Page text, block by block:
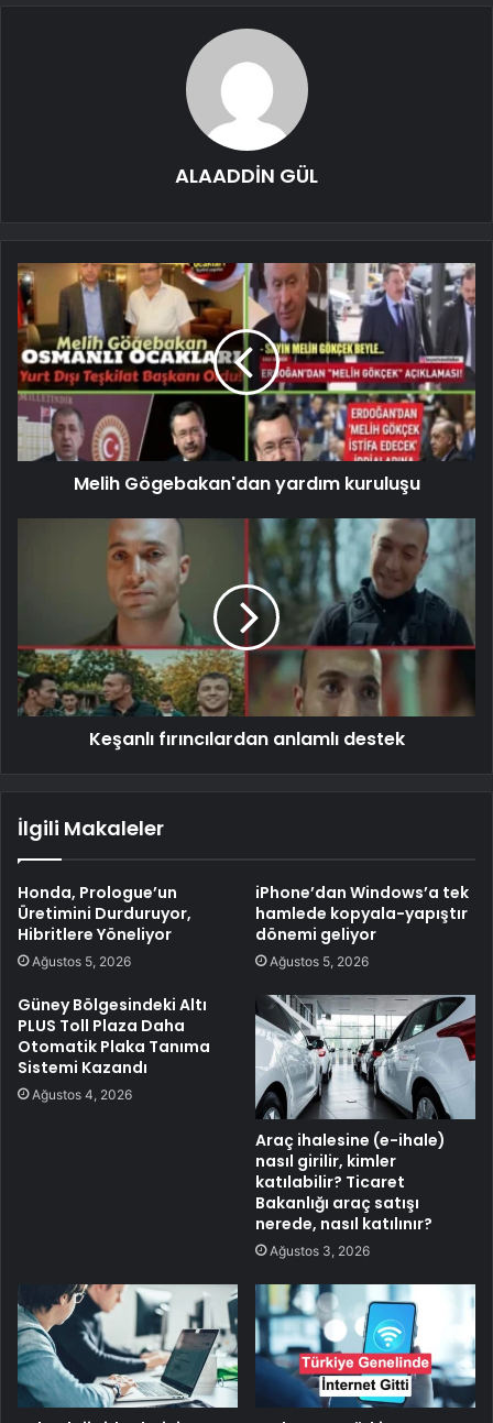
ALAADDİN GÜL
Melih Gögebakan'dan yardım kuruluşu
Keşanlı fırıncılardan anlamlı destek
İlgili Makaleler
Honda, Prologue’un
Üretimini Durduruyor,
Hibritlere Yöneliyor
Ağustos 5, 2026
iPhone’dan Windows’a tek
hamlede kopyala-yapıştır
dönemi geliyor
Ağustos 5, 2026
Güney Bölgesindeki Altı
PLUS Toll Plaza Daha
Otomatik Plaka Tanıma
Sistemi Kazandı
Ağustos 4, 2026
Araç ihalesine (e-ihale)
nasıl girilir, kimler
katılabilir? Ticaret
Bakanlığı araç satışı
nerede, nasıl katılınır?
Ağustos 3, 2026